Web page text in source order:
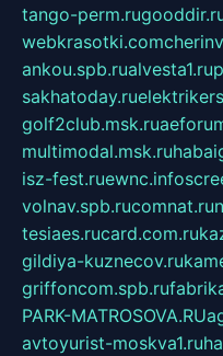
tango-perm.ru
webkrasotki.com
ankou.spb.rualvesta1.ru
sakhatoday.ru
golf2club.msk.ru
multimodal.msk.ru
isz-fest.ruewnc.info
volnav.spb.rucomnat.ru
tesiaes.rucard.com.ru
gildiya-kuznecov.ru
griffoncom.spb.ru
PARK-MATROSOVA.RU
avtoyurist-moskva1.ru